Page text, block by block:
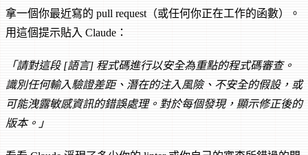
拿一個你最近寫的 pull request（或任何你正在工作的函數）。
用這個提示貼入 Claude：
「請對這段 [語言] 程式碼進行以安全為重點的程式碼審查。
識別任何輸入驗證差距、潛在的注入風險、不安全的假設，或
可能洩露敏感資訊的錯誤處理。對於每個發現，顯示修正後的
版本。」